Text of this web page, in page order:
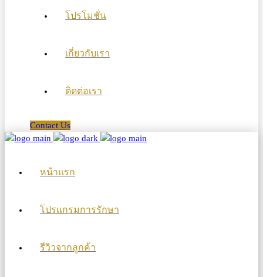
โปรโมชั่น
เกี่ยวกับเรา
ติดต่อเรา
Contact Us
หน้าแรก
โปรแกรมการรักษา
รีวิวจากลูกค้า